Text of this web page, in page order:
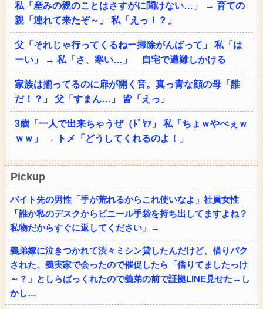
私「産みの親のことはさすがに聞けない…」 → 育ての
親「連れて来たぞ～」 私「えっ！？」
父「それじゃ行ってくるねー掃除がんばって」 私「は
ーい」 → 私「さ、寒い…」 自宅で遭難しかける
家族は揃ってるのに扉が開く音。真っ青な顔の母「誰
だ！？」 父「すまん…」 皆「えっ」
3歳「一人で出来ちゃうぜ（ﾄﾞﾔｧ」 私「ちょｗやべぇｗ
ｗｗ」 → トメ「どうしてくれるのよ！」
Pickup
バイト先の男性「手が荒れるからこれ使いなよ」社員女性
「誰か私のデスクからビニール手袋を持ち出してますよね？
私物だからすぐに返してください」→
義弟嫁に泣きつかれて渋々ミシン貸したんだけど、借りパク
された。義実家で会ったので催促したら「借りてましたっけ
～？」としらばっくれたので義弟の前で証拠LINE見せた→し
かし…